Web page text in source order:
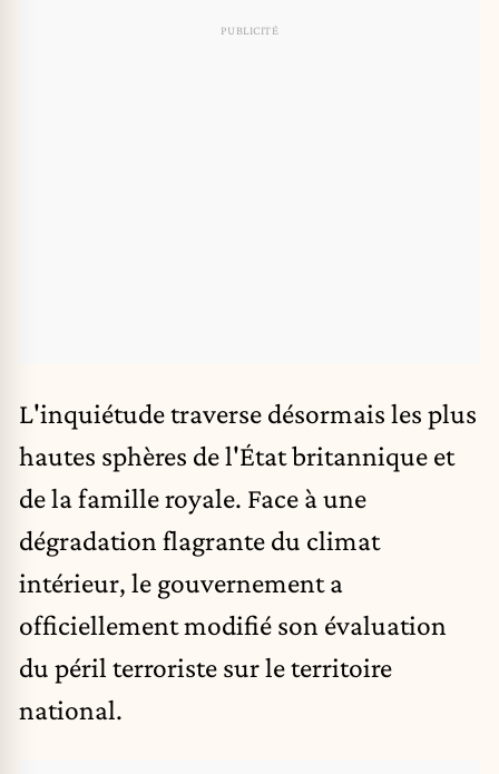
L'inquiétude traverse désormais les plus
hautes sphères de l'État britannique et
de la famille royale. Face à une
dégradation flagrante du climat
intérieur, le gouvernement a
officiellement modifié son évaluation
du péril terroriste sur le territoire
national.